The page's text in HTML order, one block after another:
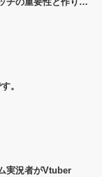
。
実況者がVtuber